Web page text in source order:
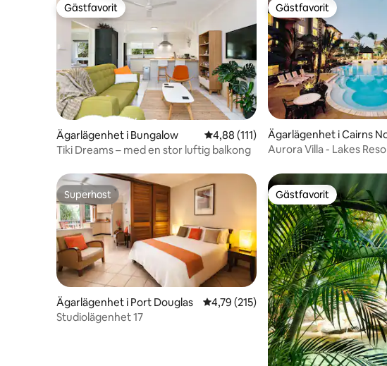
Gästfavorit
Gästfavorit
Ägarlägenhet i Bungalow 4,88 av 5 i genomsnittligt betyg, 111
4,88 (111)
Tiki Dreams – med en stor luftig balkong
Gästfavorit
Gästfavorit
Ägarlägenhet i Cairns
Aurora Villa - Lakes
Superhost
Superhost
Ägarlägenhet i Port Douglas 4,79 av 5 i genomsnittligt betyg, 215
4,79 (215)
Studiolägenhet 17
Gästfavorit
Gästfavorit